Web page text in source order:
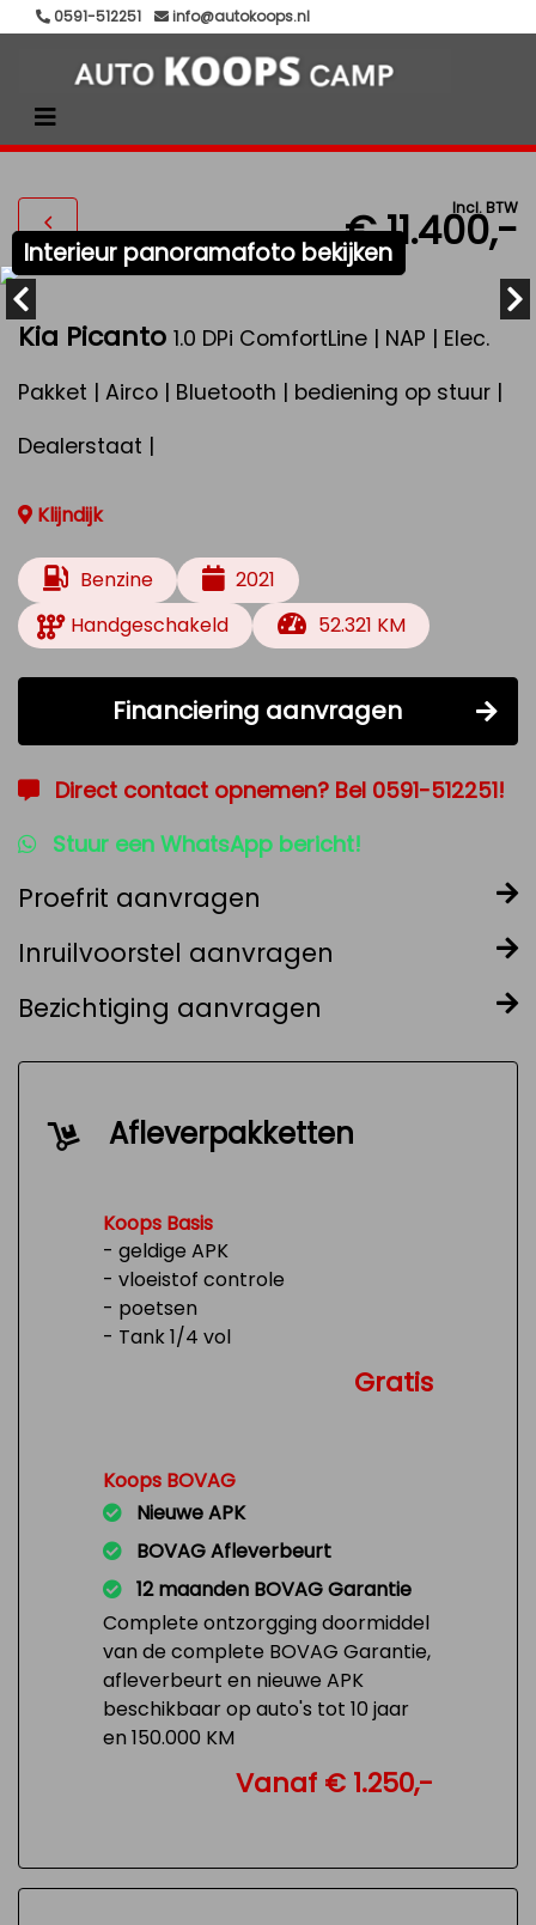
0591-512251 info@autokoops.nl
Incl. BTW
€ 11.400,-
Interieur panoramafoto bekijken
Kia Picanto 1.0 DPi ComfortLine | NAP | Elec.
Pakket | Airco | Bluetooth | bediening op stuur |
Dealerstaat |
Klijndijk
Benzine
2021
Handgeschakeld
52.321 KM
Financiering aanvragen
Direct contact opnemen? Bel 0591-512251!
Stuur een WhatsApp bericht!
Proefrit aanvragen
Inruilvoorstel aanvragen
Bezichtiging aanvragen
Afleverpakketten
Koops Basis
- geldige APK
- vloeistof controle
- poetsen
- Tank 1/4 vol
Gratis
Koops BOVAG
Nieuwe APK
BOVAG Afleverbeurt
12 maanden BOVAG Garantie
Complete ontzorgging doormiddel
van de complete BOVAG Garantie,
afleverbeurt en nieuwe APK
beschikbaar op auto's tot 10 jaar
en 150.000 KM
Vanaf € 1.250,-